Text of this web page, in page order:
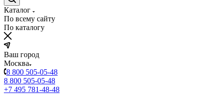
Каталог
По всему сайту
По каталогу
Ваш город
Москва
8 800 505-05-48
8 800 505-05-48
+7 495 781-48-48